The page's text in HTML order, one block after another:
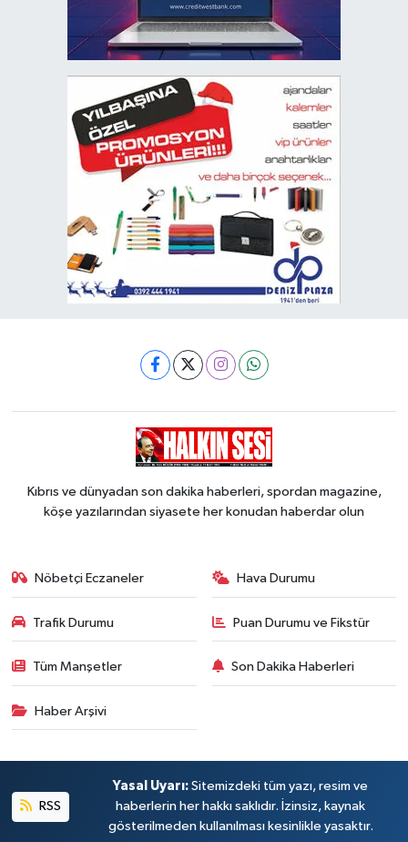
Kıbrıs ve dünyadan son dakika haberleri, spordan magazine,
köşe yazılarından siyasete her konudan haberdar olun
Nöbetçi Eczaneler Hava Durumu
Trafik Durumu Puan Durumu ve Fikstür
Tüm Manşetler Son Dakika Haberleri
Haber Arşivi
RSS
Yasal Uyarı: Sitemizdeki tüm yazı, resim ve
haberlerin her hakkı saklıdır. İzinsiz, kaynak
gösterilmeden kullanılması kesinlikle yasaktır.